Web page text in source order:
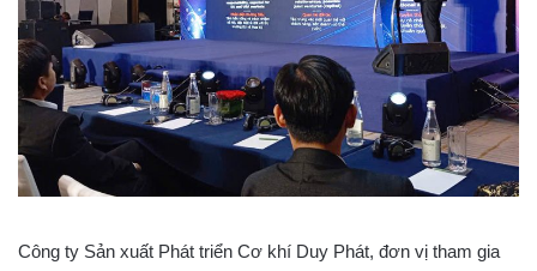
Công ty Sản xuất Phát triển Cơ khí Duy Phát, đơn vị tham gia